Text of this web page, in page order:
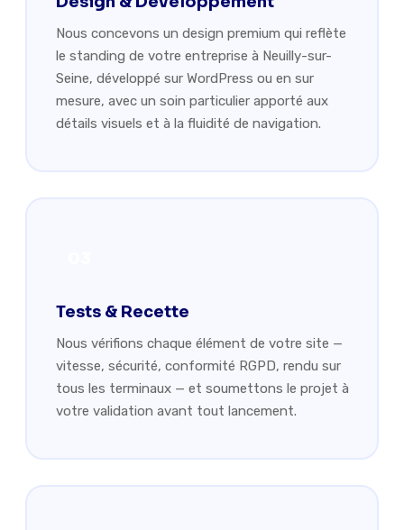
Nous concevons un design premium qui reflète
le standing de votre entreprise à Neuilly-sur-
Seine, développé sur WordPress ou en sur
mesure, avec un soin particulier apporté aux
détails visuels et à la fluidité de navigation.
Tests & Recette
Nous vérifions chaque élément de votre site —
vitesse, sécurité, conformité RGPD, rendu sur
tous les terminaux — et soumettons le projet à
votre validation avant tout lancement.